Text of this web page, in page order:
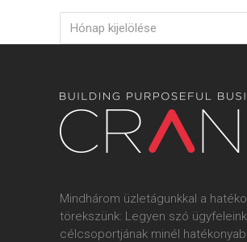
Hónap kijelölése
Mindhárom üzletágunkkal a
törekszünk: Legyen szó ügyfeleink
célcsoportjának minél